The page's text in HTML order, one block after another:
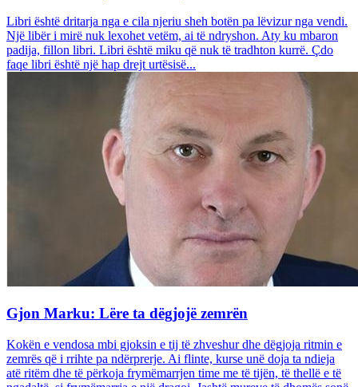
Libri është dritarja nga e cila njeriu sheh botën pa lëvizur nga vendi.
Një libër i mirë nuk lexohet vetëm, ai të ndryshon. Aty ku mbaron
padija, fillon libri. Libri është miku që nuk të tradhton kurrë. Çdo
faqe libri është një hap drejt urtësisë...
Gjon Marku: Lëre ta dëgjojë zemrën
Kokën e vendosa mbi gjoksin e tij të zhveshur dhe dëgjoja ritmin e
zemrës që i rrihte pa ndërprerje. Ai flinte, kurse unë doja ta ndieja
atë ritëm dhe të përkoja frymëmarrjen time me të tijën, të thellë e të